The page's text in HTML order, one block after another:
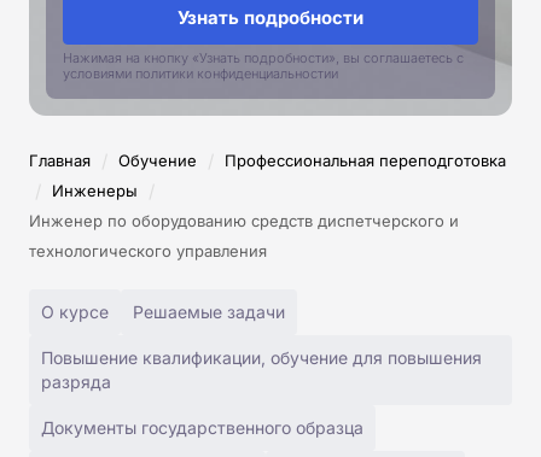
Узнать подробности
Нажимая на кнопку «Узнать подробности», вы соглашаетесь с
условиями политики конфиденциальностии
Главная / Обучение / Профессиональная переподготовка
/ Инженеры /
Инженер по оборудованию средств диспетчерского и
технологического управления
О курсе Решаемые задачи
Повышение квалификации, обучение для повышения
разряда
Документы государственного образца